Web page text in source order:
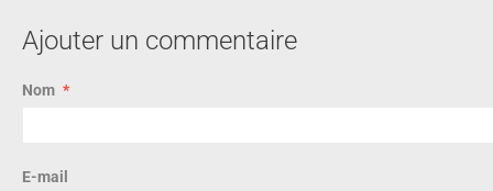
Ajouter un commentaire
Nom
E-mail